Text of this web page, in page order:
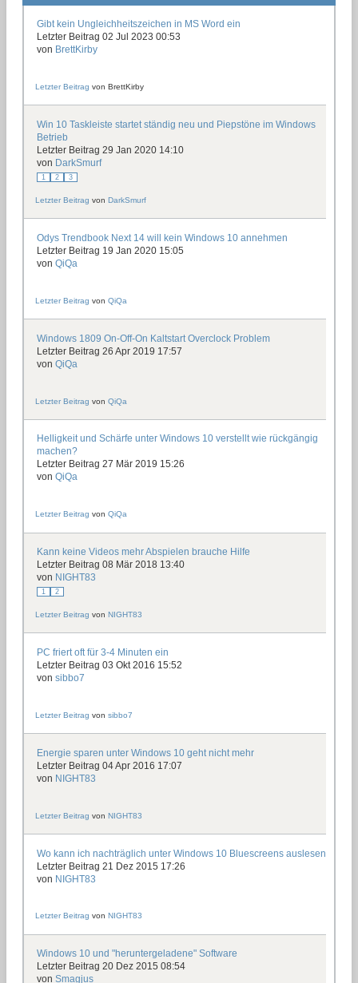
Gibt kein Ungleichheitszeichen in MS Word ein
Letzter Beitrag 02 Jul 2023 00:53
von BrettKirby
Letzter Beitrag vonBrettKirby
Win 10 Taskleiste startet ständig neu und Piepstöne im Windows
Betrieb
Letzter Beitrag 29 Jan 2020 14:10
von DarkSmurf
1 2 3
Letzter Beitrag vonDarkSmurf
Odys Trendbook Next 14 will kein Windows 10 annehmen
Letzter Beitrag 19 Jan 2020 15:05
von QiQa
Letzter Beitrag vonQiQa
Windows 1809 On-Off-On Kaltstart Overclock Problem
Letzter Beitrag 26 Apr 2019 17:57
von QiQa
Letzter Beitrag vonQiQa
Helligkeit und Schärfe unter Windows 10 verstellt wie rückgängig
machen?
Letzter Beitrag 27 Mär 2019 15:26
von QiQa
Letzter Beitrag vonQiQa
Kann keine Videos mehr Abspielen brauche Hilfe
Letzter Beitrag 08 Mär 2018 13:40
von NIGHT83
1 2
Letzter Beitrag vonNIGHT83
PC friert oft für 3-4 Minuten ein
Letzter Beitrag 03 Okt 2016 15:52
von sibbo7
Letzter Beitrag vonsibbo7
Energie sparen unter Windows 10 geht nicht mehr
Letzter Beitrag 04 Apr 2016 17:07
von NIGHT83
Letzter Beitrag vonNIGHT83
Wo kann ich nachträglich unter Windows 10 Bluescreens auslesen?
Letzter Beitrag 21 Dez 2015 17:26
von NIGHT83
Letzter Beitrag von NIGHT83
Windows 10 und "heruntergeladene" Software
Letzter Beitrag 20 Dez 2015 08:54
von Smagjus